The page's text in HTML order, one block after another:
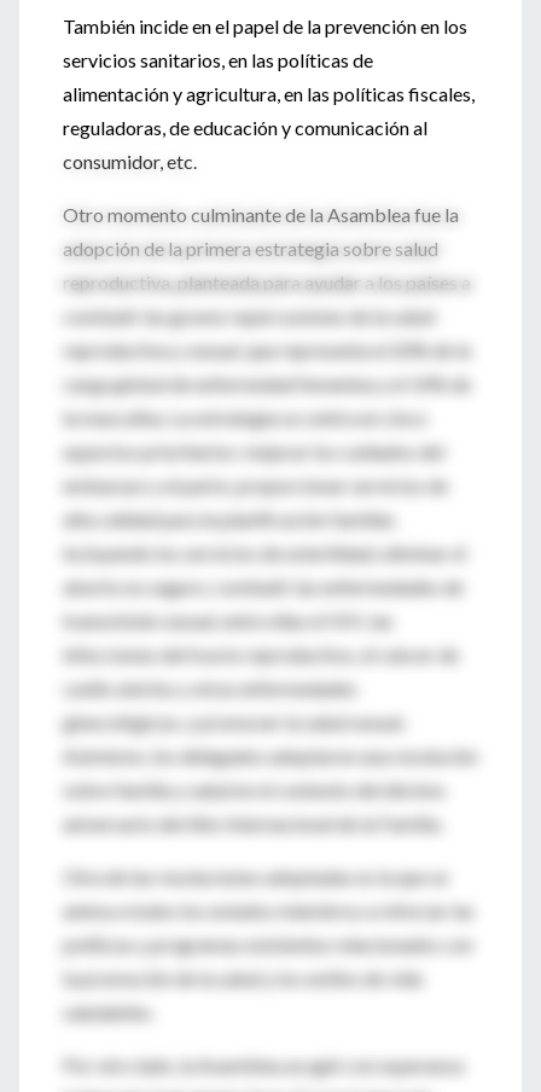
También incide en el papel de la prevención en los
servicios sanitarios, en las políticas de
alimentación y agricultura, en las políticas fiscales,
reguladoras, de educación y comunicación al
consumidor, etc.
Otro momento culminante de la Asamblea fue la
adopción de la primera estrategia sobre salud
reproductiva, planteada para ayudar a los países a
combatir las graves repercusiones de la salud
reproductiva y sexual, que representa el 20% de la
carga global de enfermedad femenina y el 14% de
la masculina. La estrategia se centra en cinco
aspectos prioritarios: mejorar los cuidados del
embarazo y el parto; proporcionar servicios de
alta calidad para la planificación familiar,
incluyendo los servicios de esterilidad; eliminar el
aborto no seguro; combatir las enfermedades de
transmisión sexual, entre ellas el VIH, las
infecciones del tracto reproductivo, el cáncer de
cuello uterino y otras enfermedades
ginecológicas; y promover la salud sexual.
Asimismo, los delegados adoptaron una resolución
sobre familia y salud en el contexto del décimo
aniversario del Año Internacional de la Familia.
Otra de las resoluciones adoptadas es la que se
anima a todos los estados miembros a reforzar las
políticas y programas existentes relacionados con
la promoción de la salud y los estilos de vida
saludables.
Por otro lado, la Asamblea acogió con esperanza